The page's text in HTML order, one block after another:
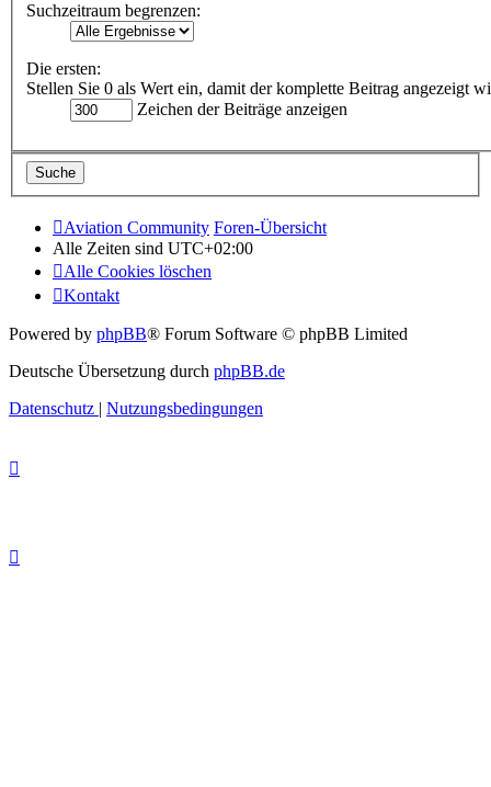
Suchzeitraum begrenzen:
Die ersten:
Stellen Sie 0 als Wert ein, damit der komplette Beitrag angezeigt
Zeichen der Beiträge anzeigen
Aviation Community Foren-Übersicht
Alle Zeiten sind UTC+02:00
Alle Cookies löschen
Kontakt
Powered by phpBB® Forum Software © phpBB Limited
Deutsche Übersetzung durch phpBB.de
Datenschutz | Nutzungsbedingungen